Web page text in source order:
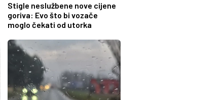
Stigle neslužbene nove cijene
goriva: Evo što bi vozače
moglo čekati od utorka